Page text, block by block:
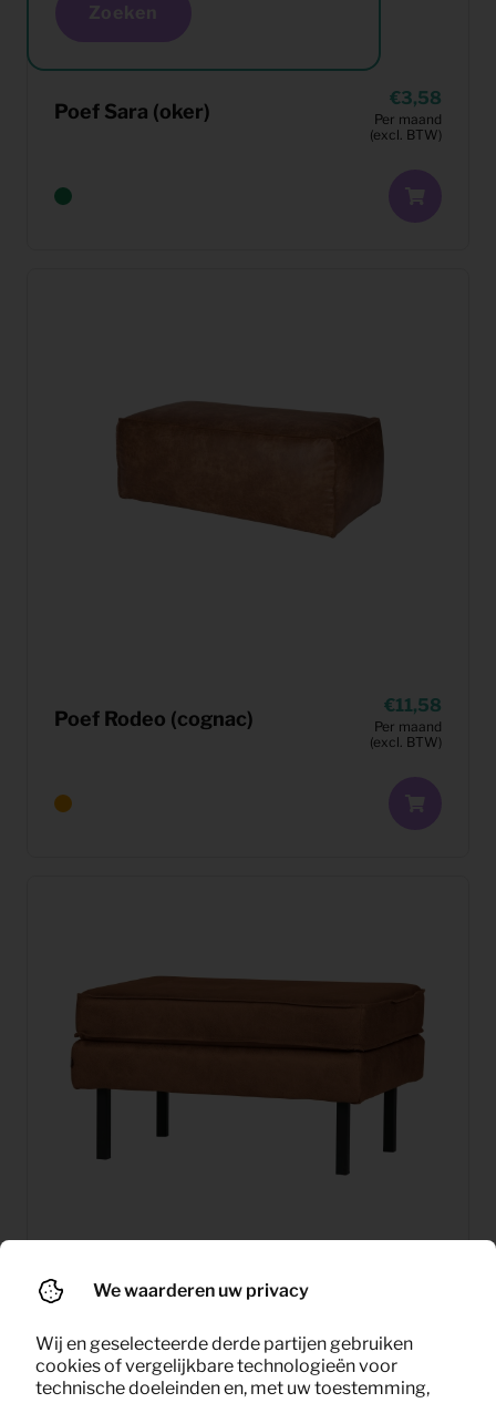
Zoeken
Poef Sara (oker)
3,58
Per maand
(excl. BTW)
Poef Rodeo (cognac)
11,58
Per maand
(excl. BTW)
Per maand
(excl. BTW)
We waarderen uw privacy
Wij en geselecteerde derde partijen gebruiken
cookies of vergelijkbare technologieën voor
technische doeleinden en, met uw toestemming,